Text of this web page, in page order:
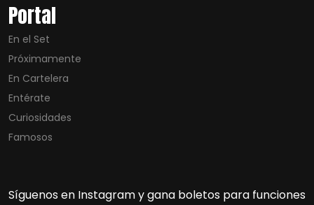
Portal
En el Set
Próximamente
En Cartelera
Entérate
Curiosidades
Famosos
Síguenos en Instagram y gana boletos para funciones